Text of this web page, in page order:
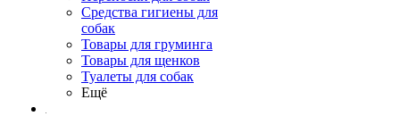
Средства гигиены для
собак
Товары для груминга
Товары для щенков
Туалеты для собак
Ещё